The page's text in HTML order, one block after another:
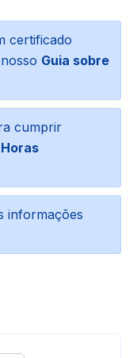
certificado
Guia sobre
cumprir
informações